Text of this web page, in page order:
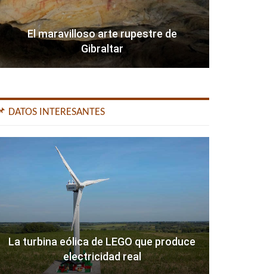
El maravilloso arte rupestre de
Gibraltar
DATOS INTERESANTES
La turbina eólica de LEGO que produce
electricidad real